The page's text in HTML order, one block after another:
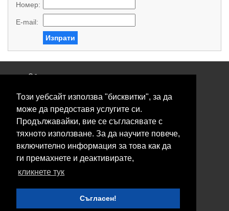
Този уебсайт използва "бисквитки", за да
може да предоставя услугите си.
Продължавайки, вие се съгласявате с
тяхното използване. За да научите повече,
включително информация за това как да
ги премахнете и деактивирате,
кликнете тук
Съгласен!
Номер:
E-mail:
Изпрати
Общи условия
Свържете се с нас
Контакти
Нашите сервизи
Блог
© 2026 Fransizkup.bg всички права запазени
Изграждане и поддръжка от
Boby_fransizkup